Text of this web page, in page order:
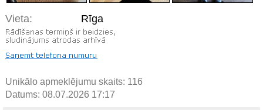
Vieta: Rīga
Unikālo apmeklējumu skaits: 116
Datums: 08.07.2026 17:17